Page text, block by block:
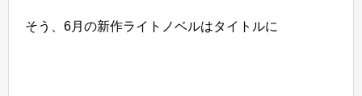
そう、6月の新作ライトノベルはタイトルに